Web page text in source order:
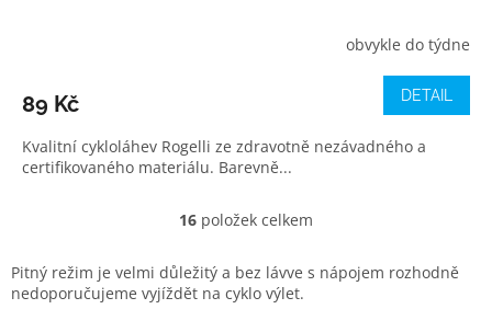
obvykle do týdne
89 Kč DETAIL
Kvalitní cykloláhev Rogelli ze zdravotně nezávadného a
certifikovaného materiálu. Barevně...
O
l
á
16 položek celkem
Pitný režim je velmi důležitý a bez lávve s nápojem rozhodně
nedoporučujeme vyjíždět na cyklo výlet.